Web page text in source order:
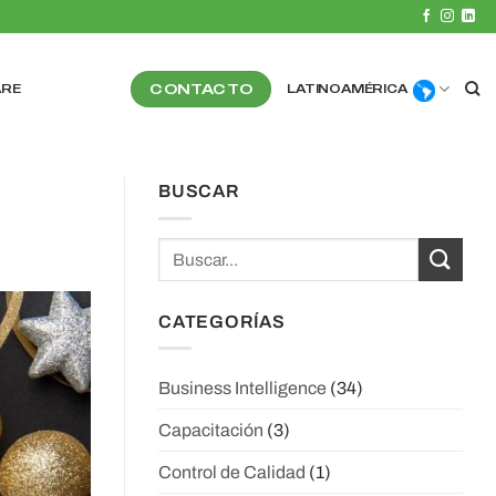
CONTACTO LATINOAMÉRICA
BUSCAR
CATEGORÍAS
Business Intelligence (34)
Capacitación (3)
Control de Calidad (1)